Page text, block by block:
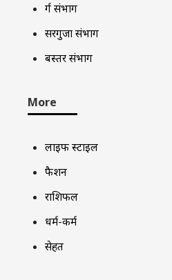
दुर्ग संभाग
सरगुजा संभाग
बस्तर संभाग
More
लाइफ स्टाइल
फैशन
राशिफल
धर्म-कर्म
सेहत